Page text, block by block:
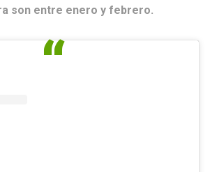
son entre enero y febrero.